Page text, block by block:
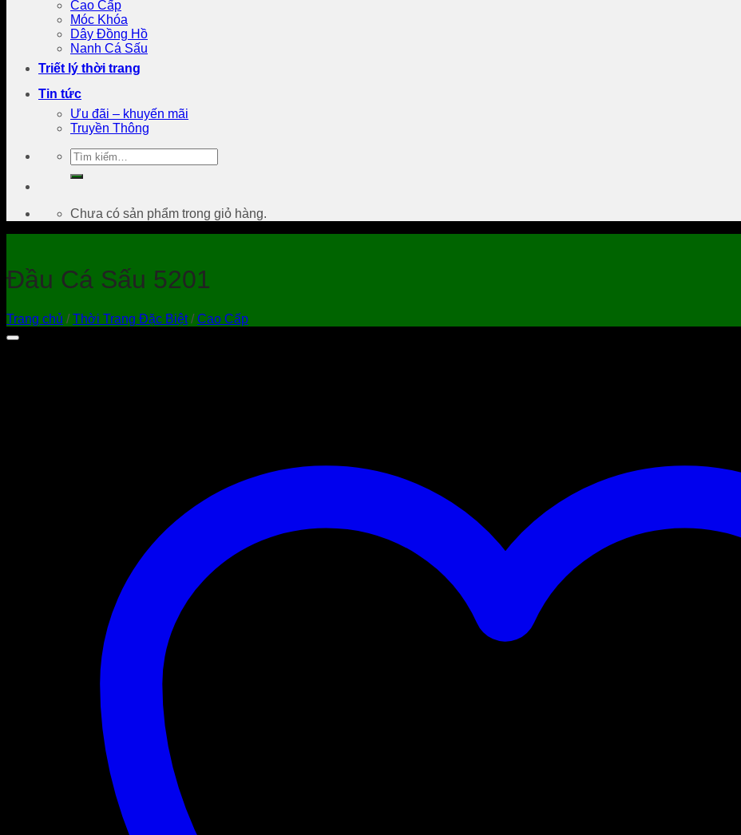
Cao Cấp
Móc Khóa
Dây Đồng Hồ
Nanh Cá Sấu
Triết lý thời trang
Tin tức
Ưu đãi – khuyến mãi
Truyền Thông
Tìm
kiếm:
Chưa có sản phẩm trong giỏ hàng.
Đầu Cá Sấu 5201
Trang chủ / Thời Trang Đặc Biệt / Cao Cấp